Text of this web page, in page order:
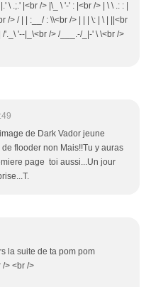
\ .;.' |<br /> |\_ \ '-' : |<br /> | \ \ .: : |
/> / | | :__/ : \\<br /> | | | \: | \ | ||<br
/'._\ '--|_\<br /> /___.-/_|-' \ \<br />
de Dark Vador jeune
de flooder non Mais!!Tu y auras
page toi aussi...Un jour
la suite de ta pom pom
/> <br />